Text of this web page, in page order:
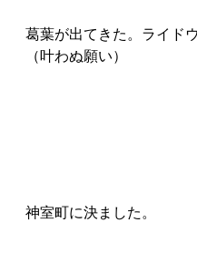
葛葉が出てきた。ライド
（叶わぬ願い）
神室町に決ました。